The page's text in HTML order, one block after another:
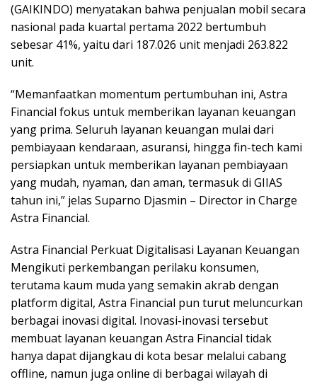
(GAIKINDO) menyatakan bahwa penjualan mobil secara
nasional pada kuartal pertama 2022 bertumbuh
sebesar 41%, yaitu dari 187.026 unit menjadi 263.822
unit.
“Memanfaatkan momentum pertumbuhan ini, Astra
Financial fokus untuk memberikan layanan keuangan
yang prima. Seluruh layanan keuangan mulai dari
pembiayaan kendaraan, asuransi, hingga fin-tech kami
persiapkan untuk memberikan layanan pembiayaan
yang mudah, nyaman, dan aman, termasuk di GIIAS
tahun ini,” jelas Suparno Djasmin – Director in Charge
Astra Financial.
Astra Financial Perkuat Digitalisasi Layanan Keuangan
Mengikuti perkembangan perilaku konsumen,
terutama kaum muda yang semakin akrab dengan
platform digital, Astra Financial pun turut meluncurkan
berbagai inovasi digital. Inovasi-inovasi tersebut
membuat layanan keuangan Astra Financial tidak
hanya dapat dijangkau di kota besar melalui cabang
offline, namun juga online di berbagai wilayah di